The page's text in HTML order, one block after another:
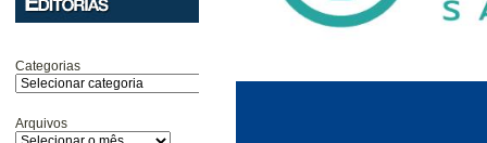
Categorias
Arquivos